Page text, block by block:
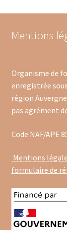
Mentions
Organisme de
enregistrée
région
pas agrément
Code NAF/APE
Mentions
formulaire de